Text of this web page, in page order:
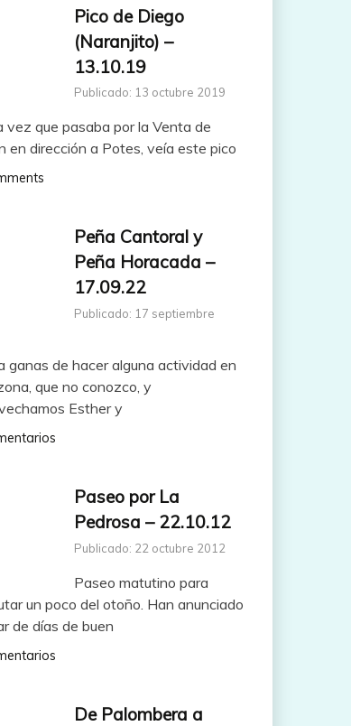
Pico de Diego
(Naranjito) –
13.10.19
Publicado: 13 octubre 2019
vez que pasaba por la Venta de
en dirección a Potes, veía este pico
Peña Cantoral y
Peña Horacada –
17.09.22
Publicado: 17 septiembre
ganas de hacer alguna actividad en
que no conozco, y
Esther y
Paseo por La
Pedrosa – 22.10.12
Publicado: 22 octubre 2012
Paseo matutino para
un poco del otoño. Han anunciado
de días de buen
De Palombera a